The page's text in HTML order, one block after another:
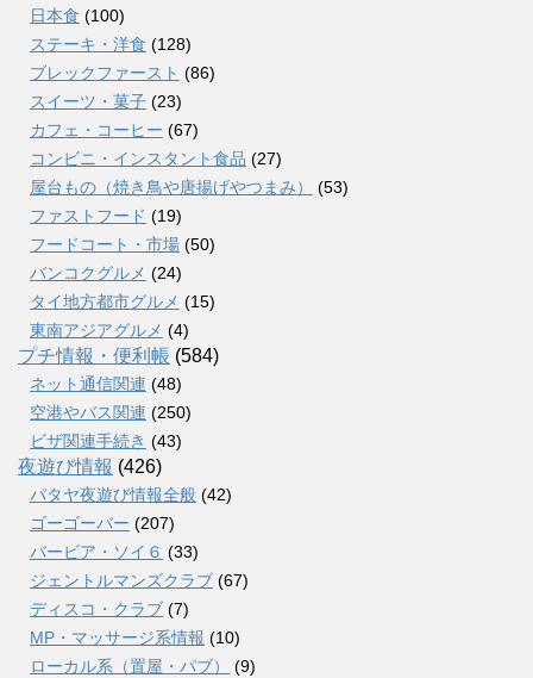
日本食 (100)
ステーキ・洋食 (128)
ブレックファースト (86)
スイーツ・菓子 (23)
カフェ・コーヒー (67)
コンビニ・インスタント食品 (27)
屋台もの（焼き鳥や唐揚げやつまみ）
(53)
ファストフード (19)
フードコート・市場 (50)
バンコクグルメ (24)
タイ地方都市グルメ (15)
東南アジアグルメ (4)
プチ情報・便利帳 (584)
ネット通信関連 (48)
空港やバス関連 (250)
ビザ関連手続き (43)
夜遊び情報 (426)
パタヤ夜遊び情報全般 (42)
ゴーゴーバー (207)
バービア・ソイ６ (33)
ジェントルマンズクラブ (67)
ディスコ・クラブ (7)
MP・マッサージ系情報 (10)
ローカル系（置屋・パブ）
(9)